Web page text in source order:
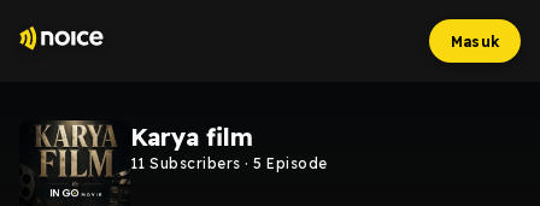
Masuk
Karya film
11 Subscribers ·5 Episode